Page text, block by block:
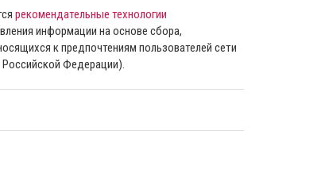
рекомендательные технологии
информации на основе сбора,
к предпочтениям пользователей сети
Федерации).